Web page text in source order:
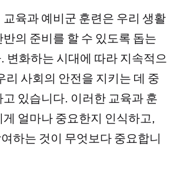
교육과 예비군 훈련은 우리 생활
의 준비를 할 수 있도록 돕는
변화하는 시대에 따라 지속적으
리 사회의 안전을 지키는 데 중
있습니다. 이러한 교육과 훈
게 얼마나 중요한지 인식하고,
하는 것이 무엇보다 중요합니